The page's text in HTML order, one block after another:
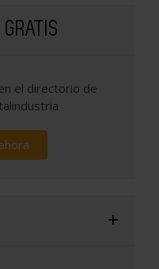
el directorio de